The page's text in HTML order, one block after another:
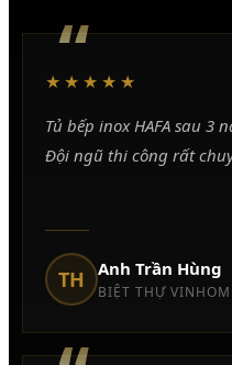
“
★★★★★
Tủ bếp inox HAFA sau 3
Đội ngũ thi công rất
TH Anh Trần Hùng
BIỆT THỰ